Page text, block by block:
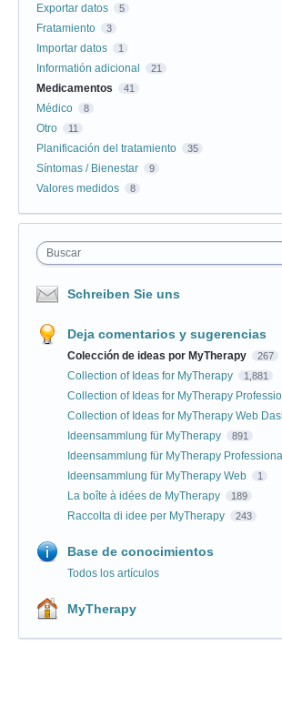
Exportar datos 5
Fratamiento 3
Importar datos 1
Informatión adicional 21
Medicamentos 41
Médico 8
Otro 11
Planificación del tratamiento 35
Síntomas / Bienestar 9
Valores medidos 8
Buscar
Schreiben Sie uns
Deja comentarios y sugerencias
Colección de ideas por MyTherapy 267
Collection of Ideas for MyTherapy 1,881
Collection of Ideas for MyTherapy
Collection of Ideas for MyTherapy Web
Ideensammlung für MyTherapy 891
Ideensammlung für MyTherapy
Ideensammlung für MyTherapy Web 1
La boîte à idées de MyTherapy 189
Raccolta di idee per MyTherapy 243
Base de conocimientos
Todos los artículos
MyTherapy